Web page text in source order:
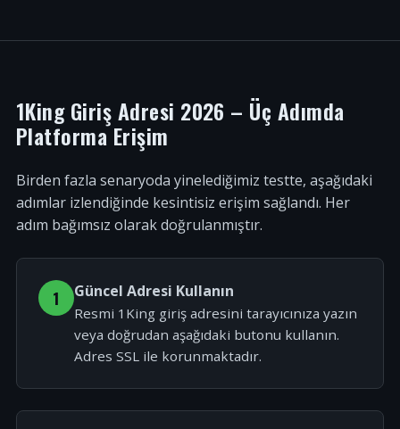
1King Giriş Adresi 2026 – Üç Adımda
Platforma Erişim
Birden fazla senaryoda yinelediğimiz testte, aşağıdaki
adımlar izlendiğinde kesintisiz erişim sağlandı. Her
adım bağımsız olarak doğrulanmıştır.
1 Güncel Adresi Kullanın
Resmi 1King giriş adresini tarayıcınıza yazın
veya doğrudan aşağıdaki butonu kullanın.
Adres SSL ile korunmaktadır.